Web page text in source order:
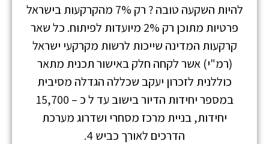
להיות השקעה טובה ? רק 7% מהקרקעות בישראל
פרטיות מתוכן רק 2% מיועדות לפיתוח. כל שאר
קרקעות המדינה שייכות לרשות מקרקעי ישראל
(רמ"י) אשר לקחה חלק באישור תכנית מתאר
כוללנית לזכרון יעקב שכללה הגדלה מסיבית
במספר יחידות הדיור בישוב עד ל כ – 15,700
יחידות, בניית מרכז מסחרי ושדרוג מערכת
הדרכים לאורך כביש 4.